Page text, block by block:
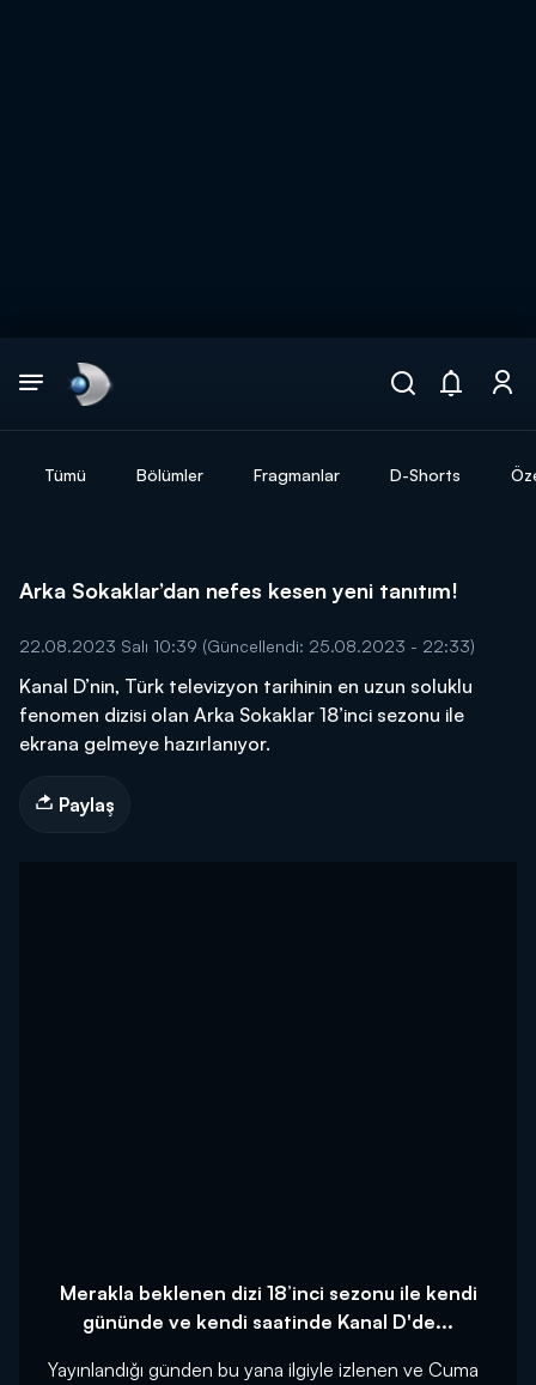
Tümü Bölümler Fragmanlar D-Shorts
Arka Sokaklar’dan nefes kesen yeni tanıtım!
22.08.2023 Salı 10:39 (Güncellendi: 25.08.2023 - 22:33)
Kanal D’nin, Türk televizyon tarihinin en uzun soluklu
fenomen dizisi olan Arka Sokaklar 18’inci sezonu ile
ekrana gelmeye hazırlanıyor.
Paylaş
Merakla beklenen dizi 18’inci sezonu ile kendi
gününde ve kendi saatinde Kanal D'de...
Yayınlandığı günden bu yana ilgiyle izlenen ve Cuma